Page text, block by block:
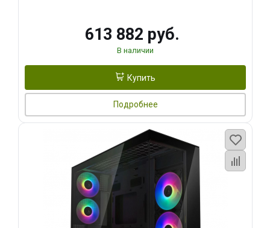
613 882 руб.
В наличии
Купить
Подробнее